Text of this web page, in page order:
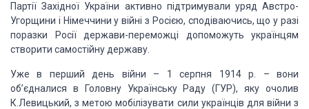
Партії Західної України активно підтримували уряд Австро-
Угорщини і Німеччини у війні з Росією, сподіваючись, що у разі
поразки Росії держави-переможці допоможуть українцям
створити самостійну державу.
Уже в перший день війни – 1 серпня 1914 р. – вони
об’єдналися в Головну Українську Раду (ГУР), яку очолив
К.Левицький, з метою мобілізувати сили українців для війни з